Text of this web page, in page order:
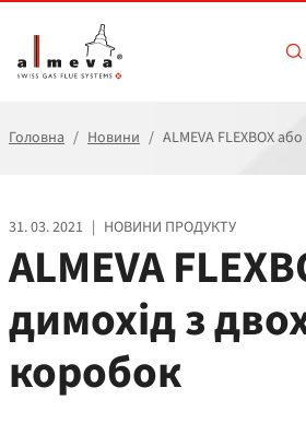
Головна Новини ALMEVA FLEXBOX
31. 03. 2021 | НОВИНИ ПРОДУКТУ
ALMEVA
димохід з
коробок